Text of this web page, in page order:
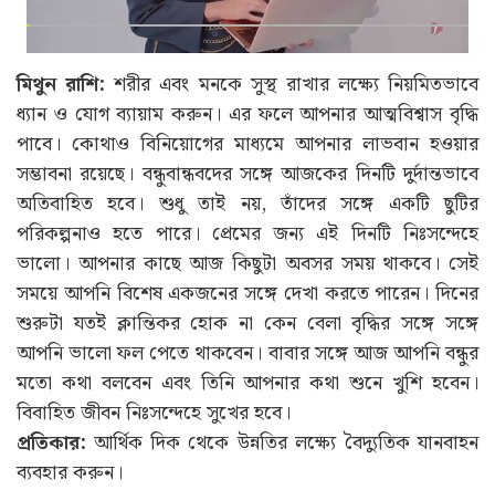
মিথুন রাশি: শরীর এবং মনকে সুস্থ রাখার লক্ষ্যে নিয়মিতভাবে
ধ্যান ও যোগ ব্যায়াম করুন। এর ফলে আপনার আত্মবিশ্বাস বৃদ্ধি
পাবে। কোথাও বিনিয়োগের মাধ্যমে আপনার লাভবান হওয়ার
সম্ভাবনা রয়েছে। বন্ধুবান্ধবদের সঙ্গে আজকের দিনটি দুর্দান্তভাবে
অতিবাহিত হবে। শুধু তাই নয়, তাঁদের সঙ্গে একটি ছুটির
পরিকল্পনাও হতে পারে। প্রেমের জন্য এই দিনটি নিঃসন্দেহে
ভালো। আপনার কাছে আজ কিছুটা অবসর সময় থাকবে। সেই
সময়ে আপনি বিশেষ একজনের সঙ্গে দেখা করতে পারেন। দিনের
শুরুটা যতই ক্লান্তিকর হোক না কেন বেলা বৃদ্ধির সঙ্গে সঙ্গে
আপনি ভালো ফল পেতে থাকবেন। বাবার সঙ্গে আজ আপনি বন্ধুর
মতো কথা বলবেন এবং তিনি আপনার কথা শুনে খুশি হবেন।
বিবাহিত জীবন নিঃসন্দেহে সুখের হবে।
প্রতিকার: আর্থিক দিক থেকে উন্নতির লক্ষ্যে বৈদ্যুতিক যানবাহন
ব্যবহার করুন।